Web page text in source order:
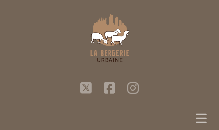
twitterfacebook
instagram